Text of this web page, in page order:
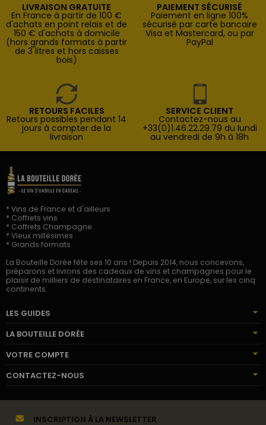
LIVRAISON GRATUITE
En France à partir de 100 €
d'achats en point relais et de
150 € d'achats à domicile
(hors grands formats à partir
de 3 litres et hors caisses
bois)
PAIEMENT SÉCURISÉ
Paiement en ligne 100%
sécurisé par carte bancaire
Visa et Mastercard, ou par
PayPal
RETOURS FACILES
Retours possibles pendant 14
jours à compter de la
livraison
SERVICE CLIENT
Contactez-nous au
+33(0)1.46.22.29.79 du lundi
au vendredi de 9h à 18h
* Vins de France et d'ailleurs
* Coffrets vins
* Coffrets Champagne
* Vieux millésimes
* Grands formats
La Bouteille Dorée fête ses 10 ans ! Depuis 2014, nous concevons,
préparons et livrons des cadeaux de vins et champagnes pour le
plaisir de milliers de destinataires en France, en Europe, sur les cinq
continents.
LES GUIDES
LA BOUTEILLE DORÉE
VOTRE COMPTE
CONTACTEZ-NOUS
INSCRIPTION À LA NEWSLETTER